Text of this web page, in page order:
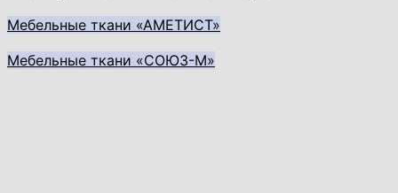
Мебельные ткани «АМЕТИСТ»
Мебельные ткани «СОЮЗ-М»